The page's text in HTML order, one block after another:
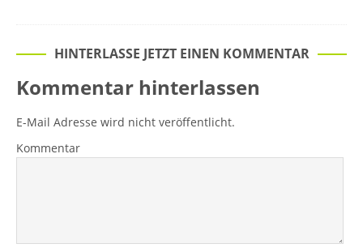
HINTERLASSE JETZT EINEN KOMMENTAR
Kommentar hinterlassen
E-Mail Adresse wird nicht veröffentlicht.
Kommentar